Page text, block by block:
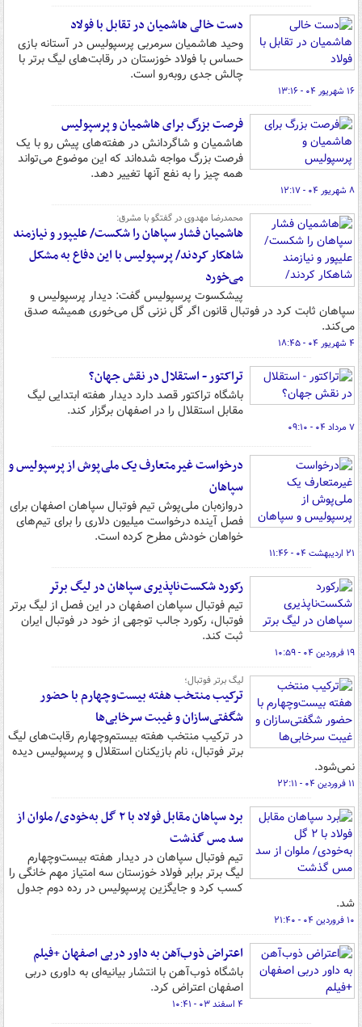
دست خالی هاشمیان در تقابل با فولاد
وحید هاشمیان سرمربی پرسپولیس در آستانه بازی
حساس با فولاد خوزستان در رقابت‌های لیگ برتر با
چالش جدی روبه‌رو است.
۱۶ شهریور ۰۴ - ۱۳:۱۶
فرصت بزرگ برای هاشمیان و پرسپولیس
هاشمیان و شاگردانش در هفته‌های پیش رو با یک
فرصت بزرگ مواجه شده‌اند که این موضوع می‌تواند
همه چیز را به نفع آنها تغییر دهد.
۸ شهریور ۰۴ - ۱۲:۱۷
محمدرضا مهدوی در گفتگو با مشرق:
هاشمیان فشار سپاهان را شکست/ علیپور و نیازمند
شاهکار کردند/ پرسپولیس با این دفاع به مشکل
می‌خورد
پیشکسوت پرسپولیس گفت: دیدار پرسپولیس و
سپاهان ثابت کرد در فوتبال قانون اگر گل نزنی گل می‌خوری همیشه صدق
می‌کند.
۴ شهریور ۰۴ - ۱۸:۴۵
تراکتور - استقلال در نقش جهان؟
باشگاه تراکتور قصد دارد دیدار هفته ابتدایی لیگ
مقابل استقلال را در اصفهان برگزار کند.
۷ مرداد ۰۴ - ۰۹:۱۰
درخواست غیرمتعارف یک ملی‌پوش از پرسپولیس و
سپاهان
دروازه‌بان ملی‌پوش تیم فوتبال سپاهان اصفهان برای
فصل آینده درخواست میلیون دلاری را برای تیم‌های
خواهان خودش مطرح کرده است.
۲۱ اردیبهشت ۰۴ - ۱۱:۴۶
رکورد شکست‌ناپذیری سپاهان در لیگ برتر
تیم فوتبال سپاهان اصفهان در این فصل از لیگ برتر
فوتبال، رکورد جالب توجهی از خود در فوتبال ایران
ثبت کند.
۱۹ فروردین ۰۴ - ۱۰:۵۹
لیگ برتر فوتبال؛
ترکیب منتخب هفته بیست‌وچهارم با حضور
شگفتی‌سازان و غیبت سرخابی‌ها
در ترکیب منتخب هفته بیستم‌وچهارم رقابت‌های لیگ
برتر فوتبال، نام بازیکنان استقلال و پرسپولیس دیده
نمی‌شود.
۱۱ فروردین ۰۴ - ۲۲:۱۱
برد سپاهان مقابل فولاد با ۲ گل به‌خودی/ ملوان از
سد مس گذشت
تیم فوتبال سپاهان در دیدار هفته بیست‌وچهارم
لیگ برتر برابر فولاد خوزستان سه امتیاز مهم خانگی را
کسب کرد و جایگزین پرسپولیس در رده دوم جدول
شد.
۱۰ فروردین ۰۴ - ۲۱:۴۰
اعتراض ذوب‌آهن به داور دربی اصفهان +فیلم
باشگاه ذوب‌آهن با انتشار بیانیه‌ای به داوری دربی
اصفهان اعتراض کرد.
۴ اسفند ۰۳ - ۱۰:۴۱